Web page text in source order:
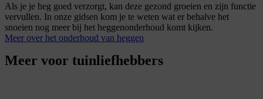
Als je je heg goed verzorgt, kan deze gezond groeien en zijn functie
vervullen. In onze gidsen kom je te weten wat er behalve het
snoeien nog meer bij het heggenonderhoud komt kijken.
Meer over het onderhoud van heggen
Meer voor tuinliefhebbers